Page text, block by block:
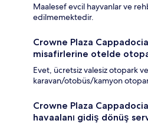
Maalesef evcil hayvanlar ve
edilmemektedir.
Crowne Plaza
misafirlerine otelde
Evet, ücretsiz valesiz otopark
karavan/otobüs/kamyon
Crowne Plaza
havaalanı gidiş dönüş